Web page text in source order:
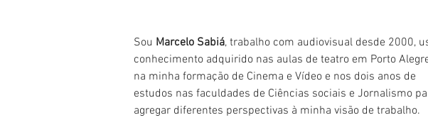
Sou Marcelo Sabiá, trabalho com audiovisual desde 2000,
conhecimento adquirido nas aulas de teatro em Porto
na minha formação de Cinema e Vídeo e nos dois anos de
estudos nas faculdades de Ciências sociais e Jornalismo
agregar diferentes perspectivas à minha visão de trabalho.